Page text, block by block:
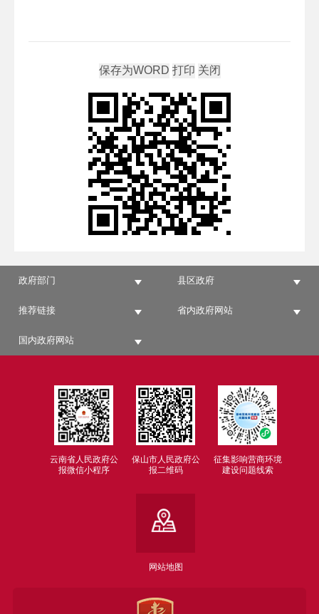
政府部门 县区政府
推荐链接 省内政府网站
国内政府网站
云南省人民政府公
报微信小程序
保山市人民政府公
报二维码
征集影响营商环境
建设问题线索
网站地图